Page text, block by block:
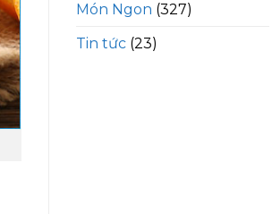
Món Ngon (327)
Tin tức(23)